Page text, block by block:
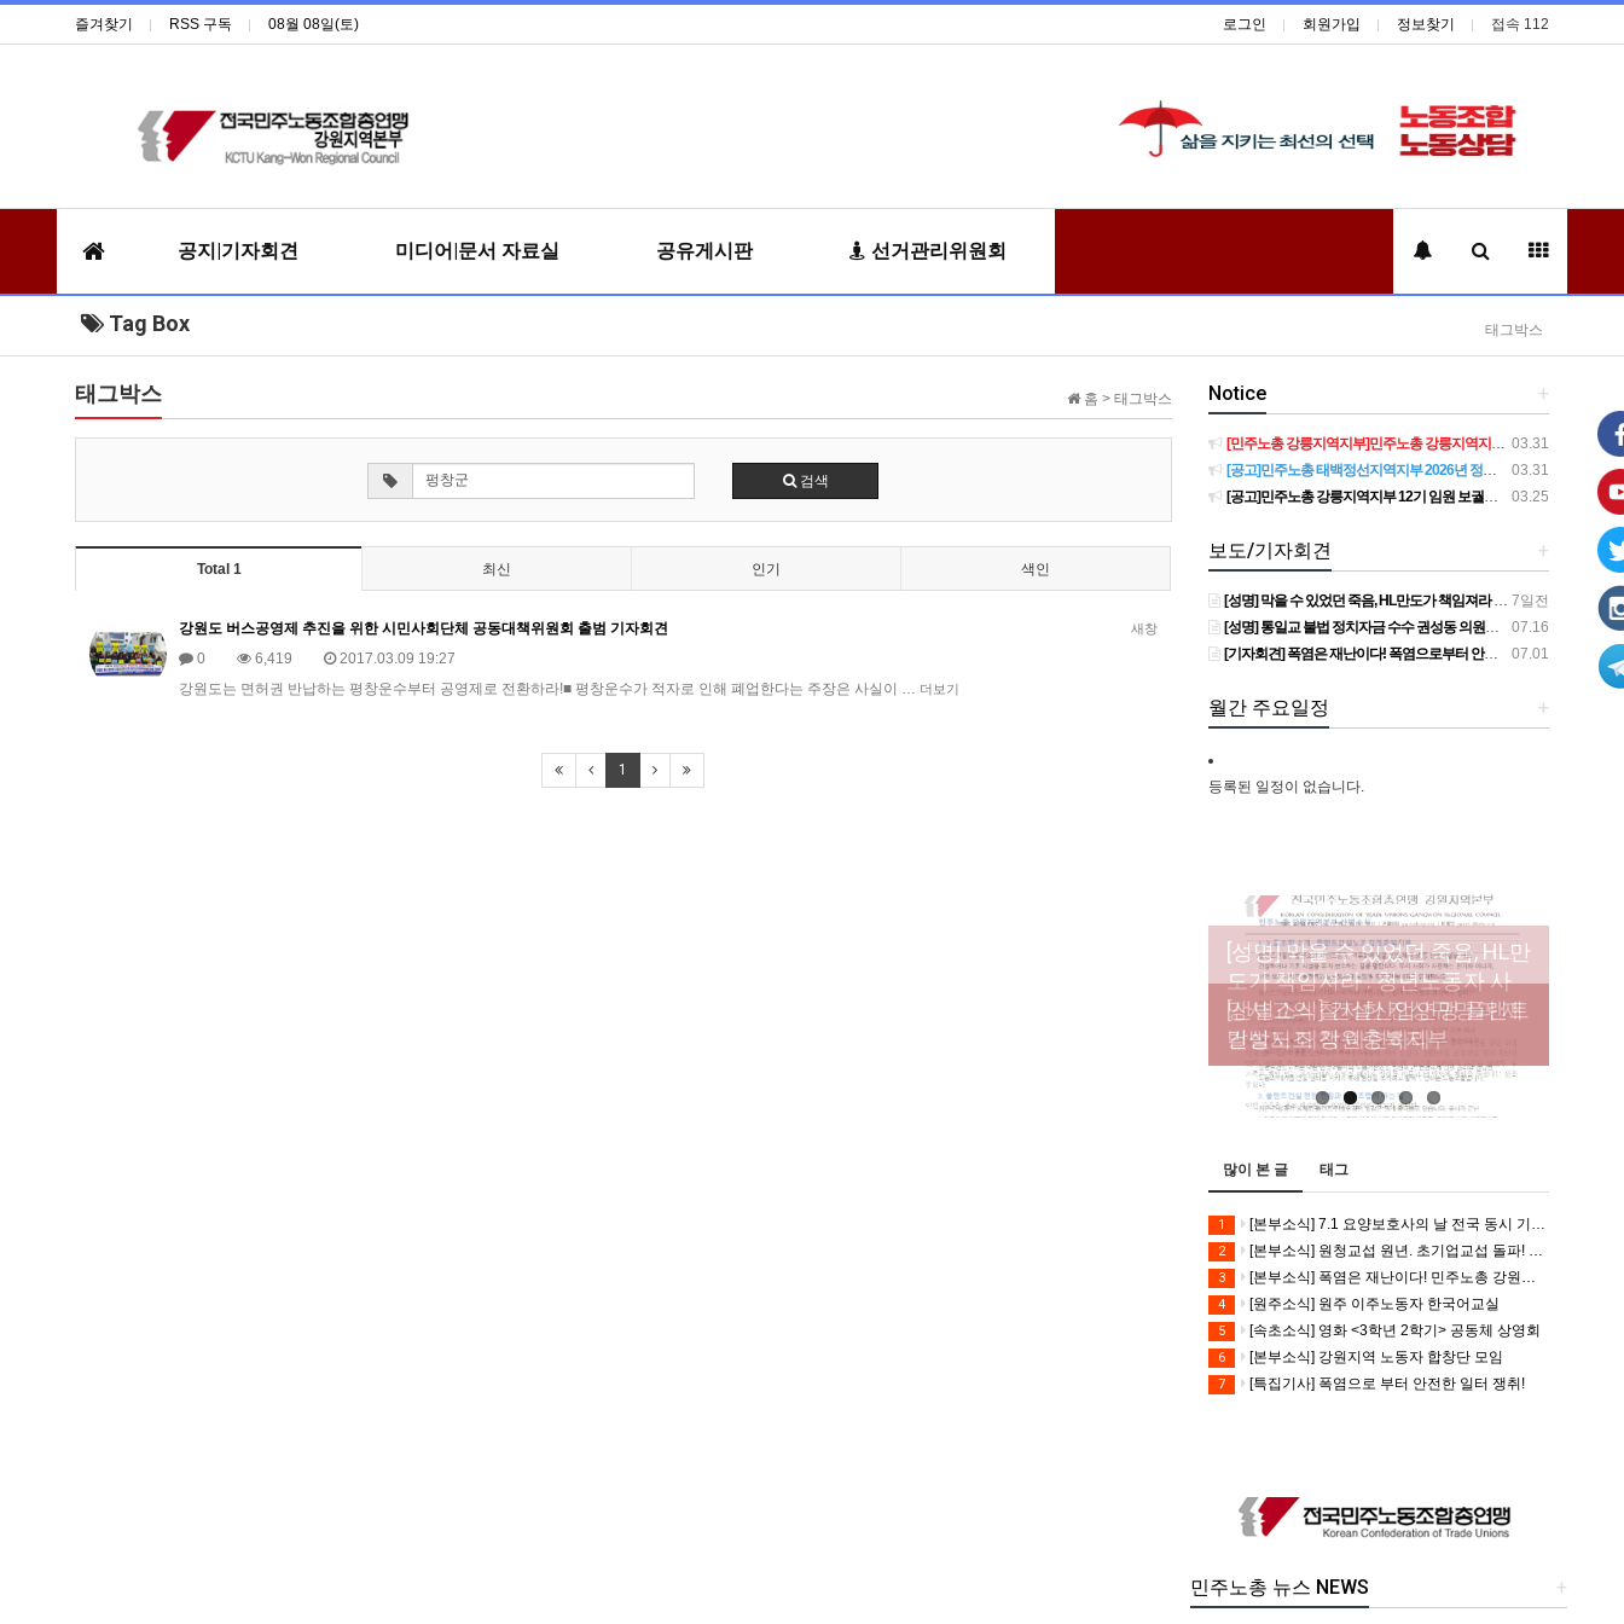
즐겨찾기 RSS 구독 08월 08일(토) 로그인 회원가입 정보찾기 접속 112
공지|기자회견 미디어|문서 자료실 공유게시판 선거관리위원회
Tag Box 태그박스
홈 > 태그박스
태그박스
검색
Total 1 최신 인기 색인
새창
강원도 버스공영제 추진을 위한 시민사회단체 공동대책위원회 출범 기자회견
0
6,419
2017.03.09 19:27
강원도는 면허권 반납하는 평창운수부터 공영제로 전환하라!■ 평창운수가 적자로 인해 폐업한다는 주장은 사실이 … 더보기
1
+
Notice
03.31
[민주노총 강릉지역지부]민주노총 강릉지역지부 제12기 임원 보궐선거결과 공고
03.31
[공고]민주노총 태백정선지역지부 2026년 정기 대의원대회 재소집 건
03.25
[공고]민주노총 강릉지역지부 12기 임원 보궐선거 후보자 확정 공고
+
보도/기자회견
7일전
[성명] 막을 수 있었던 죽음, HL만도가 책임져라 : 청년노동자 사망사고의 철저한 진상규명과 재발방지 대책 마련하라
07.16
[성명] 통일교 불법 정치자금 수수 권성동 의원직 상실, 사필귀정이다
07.01
[기자회견] 폭염은 재난이다! 폭염으로부터 안전한 일터를 위한 민주노총 강원지역본부 폭염감시단 선포 기자회견
+
월간 주요일정
등록된 일정이 없습니다.
[성명] 막을 수 있었던 죽음, HL만
도가 책임져라 : 청년노동자 사
망사고의 철저한 진상규명과 재
발방지 대책 마련하라
[산별소식] 건설산업연맹 플랜트
건설노조 강원충북지부
[강릉,속초,원주,춘천] 폭염감시
단 사업 이모저모
[조합원☆인터뷰] 서비스연맹 전
국학교비정규직노동조합 강원
지부 김유미 춘천지회장
[본부소식] 강원지역 노동자 합
창단 모임
많이 본 글 태그
1 [본부소식] 7.1 요양보호사의 날 전국 동시 기자회견
2 [본부소식] 원청교섭 원년. 초기업교섭 돌파! 모든 노동자의 노동기본권 쟁취! 민주노총 7.15 총파업대회
3 [본부소식] 폭염은 재난이다! 민주노총 강원지역본부 폭염감시단 선포 기자회견
4 [원주소식] 원주 이주노동자 한국어교실
5 [속초소식] 영화 <3학년 2학기> 공동체 상영회
6 [본부소식] 강원지역 노동자 합창단 모임
7 [특집기사] 폭염으로 부터 안전한 일터 쟁취!
+
민주노총 뉴스 NEWS